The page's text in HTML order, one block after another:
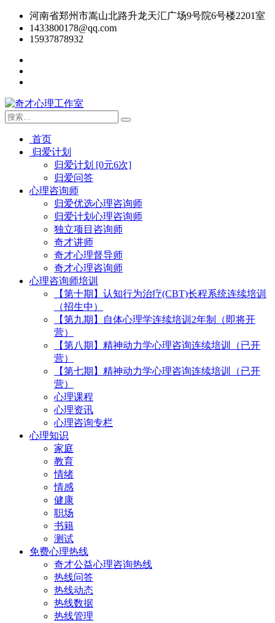
河南省郑州市嵩山北路升龙天汇广场9号院6号楼2201室
1433800178@qq.com
15937878932
首页
归爱计划
归爱计划 [0元6次]
归爱问答
心理咨询师
归爱优选心理咨询师
归爱计划心理咨询师
独立项目咨询师
奇才讲师
奇才心理督导师
奇才心理咨询师
心理咨询师培训
【第十期】认知行为治疗(CBT)长程系统连续培训
（招生中）
【第九期】自体心理学连续培训2年制（即将开
营）
【第八期】精神动力学心理咨询连续培训（已开
营）
【第七期】精神动力学心理咨询连续培训（已开
营）
心理课程
心理资讯
心理咨询专栏
心理知识
家庭
教育
情绪
情感
健康
职场
书籍
测试
免费心理热线
奇才公益心理咨询热线
热线问答
热线动态
热线数据
热线管理